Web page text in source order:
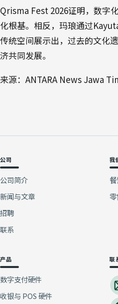
Qrisma Fest 2026证明，数字
化根基。相反，玛琅通过
传统空间展示出，过去的文化
济共同发展。
来源：ANTARA News Jawa
公司
公司简介
新闻与文章
招聘
联系
我
产品
数字支付硬件
收银与 POS 硬件
联